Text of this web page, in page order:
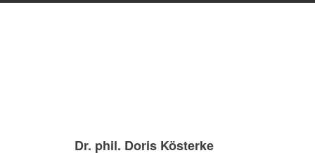
Dr. phil. Doris Kösterke